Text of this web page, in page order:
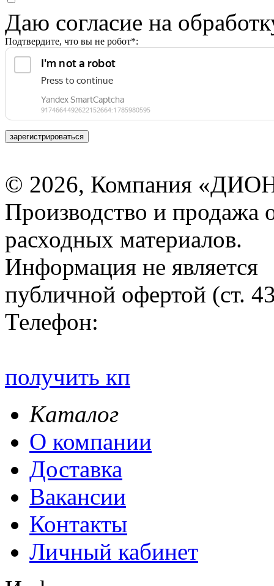
Даю согласие на
Подтвердите, что вы не робот*:
зарегистрироваться
© 2026, Компания
Производство и продажа
расходных материалов.
Информация не является
публичной офертой (ст.
Телефон:
получить кп
Каталог
О компании
Доставка
Вакансии
Контакты
Личный кабинет